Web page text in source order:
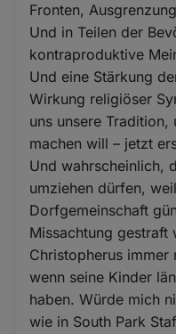
Fronten,
Und in Teilen der
kontraproduktive
Und eine Stärkung
Wirkung religiöser
uns unsere Tradition,
machen will – jetzt
Und wahrscheinlich,
umziehen dürfen,
Dorfgemeinschaft
Missachtung gestraft
Christopherus
wenn seine Kinder
haben. Würde mich
wie in South Park